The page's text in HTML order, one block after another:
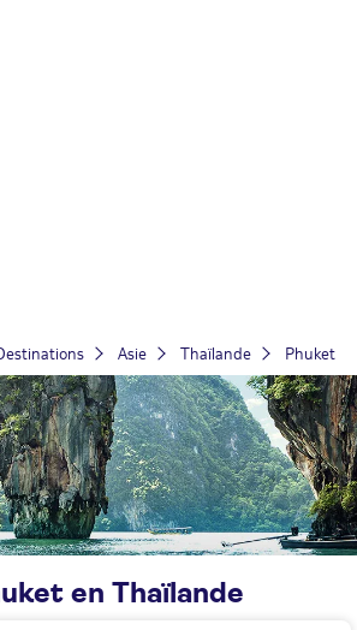
Asie Thaïlande Phuket
en Thaïlande